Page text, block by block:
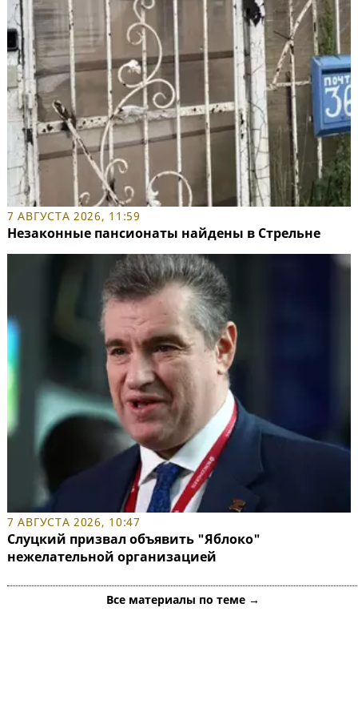
7 АВГУСТА 2026, 11:59
Незаконные пансионаты найдены в Стрельне
7 АВГУСТА 2026, 10:47
Слуцкий призвал объявить "Яблоко"
нежелательной организацией
Все материалы по теме →